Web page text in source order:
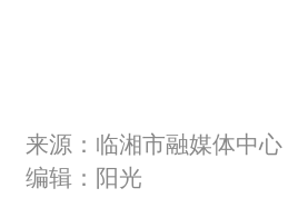
来源：临湘市融媒体中心
编辑：阳光